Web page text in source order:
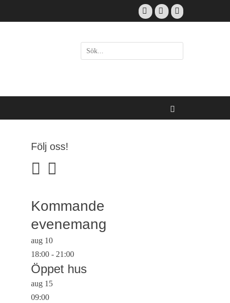
FacebookEmail Instagram
Sök
efter:
Följ oss!
facebook
Kommande
evenemang
aug 10
18:00 - 21:00
Öppet hus
aug 15
09:00